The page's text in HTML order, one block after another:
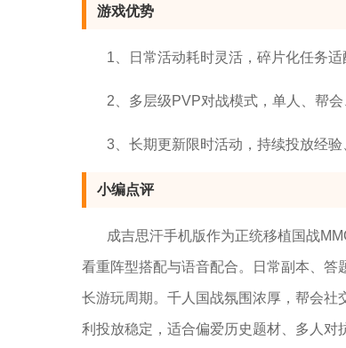
游戏优势
1、日常活动耗时灵活，碎片化任务适
2、多层级PVP对战模式，单人、帮
3、长期更新限时活动，持续投放经验
小编点评
成吉思汗手机版作为正统移植国战
看重阵型搭配与语音配合。日常副本、
长游玩周期。千人国战氛围浓厚，帮会
利投放稳定，适合偏爱历史题材、多人对